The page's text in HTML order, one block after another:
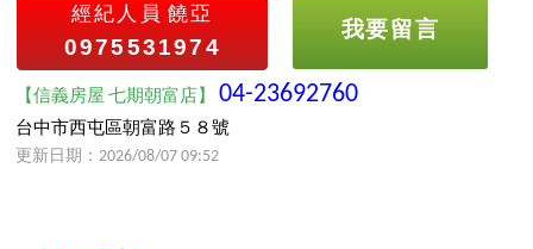
經紀人員 饒亞
0975531974
我要留言
【信義房屋 七期朝富店】04-23692760
台中市西屯區朝富路５８號
更新日期：2026/08/07 09:52